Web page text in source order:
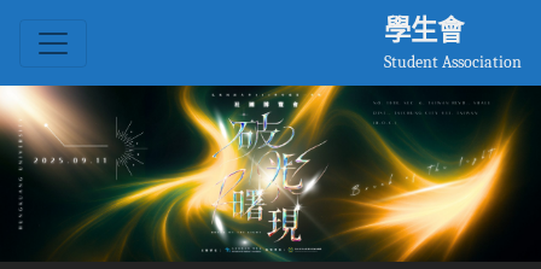
學生會
Student Association